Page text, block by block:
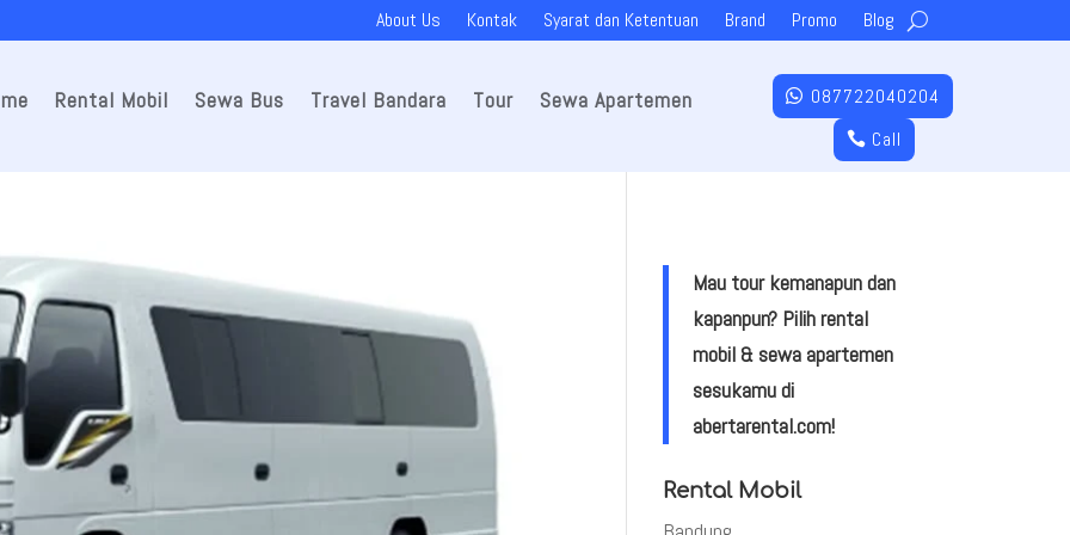
About Us Kontak Syarat dan Ketentuan Brand Promo Blog
Rental Mobil Sewa Bus Travel Bandara Tour Sewa Apartemen
087722040204
Call
Mau tour kemanapun dan
kapanpun? Pilih rental
mobil & sewa apartemen
sesukamu di
abertarental.com!
Rental Mobil